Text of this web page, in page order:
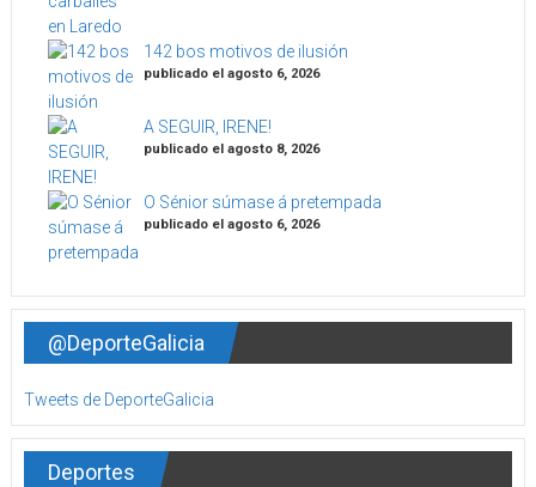
142 bos motivos de ilusión
publicado el agosto 6, 2026
A SEGUIR, IRENE!
publicado el agosto 8, 2026
O Sénior súmase á pretempada
publicado el agosto 6, 2026
@DeporteGalicia
Tweets de DeporteGalicia
Deportes